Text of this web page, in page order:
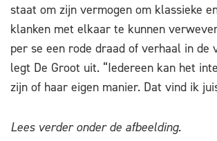
staat om zijn vermogen om klassieke
klanken met elkaar te kunnen
per se een rode draad of verhaal in de
legt De Groot uit. “Iedereen kan het
zijn of haar eigen manier. Dat vind ik
Lees verder onder de afbeelding.